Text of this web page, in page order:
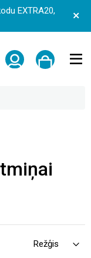
EXTRA20,